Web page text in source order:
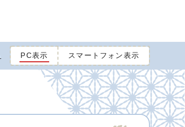
PC表示 スマートフォン表示